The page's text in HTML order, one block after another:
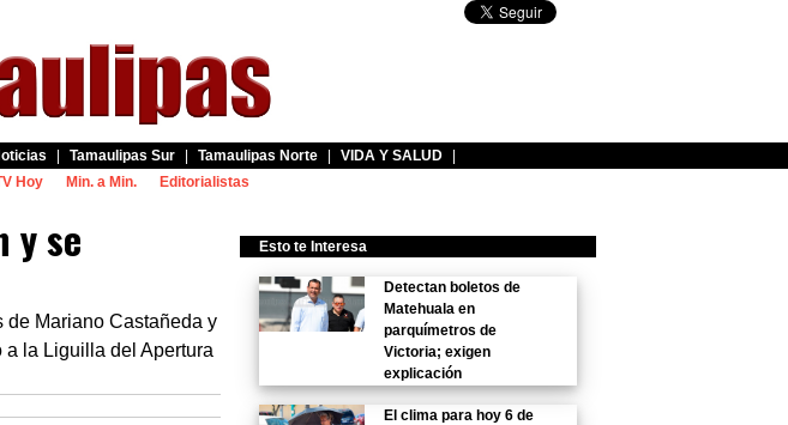
Tamaulipas Sur Tamaulipas Norte VIDA Y SALUD
Hoy Min. a Min. Editorialistas
y se
de Mariano Castañeda y
la Liguilla del Apertura
Esto te Interesa
Detectan boletos de
Matehuala en
parquímetros de
Victoria; exigen
explicación
El clima para hoy 6 de